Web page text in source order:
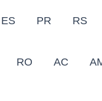
ES PR RS
RO AC